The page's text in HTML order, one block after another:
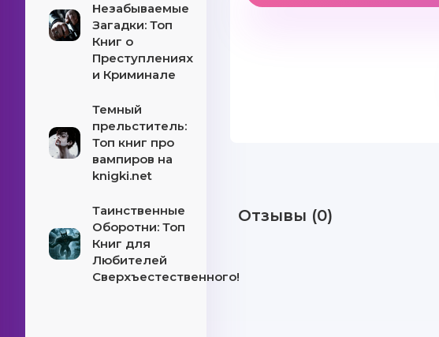
Незабываемые
Загадки: Топ
Книг о
Преступлениях
и Криминале
Темный
прельститель:
Топ книг про
вампиров на
knigki.net
Таинственные
Оборотни: Топ
Книг для
Любителей
Сверхъестественного!
Отзывы (0)